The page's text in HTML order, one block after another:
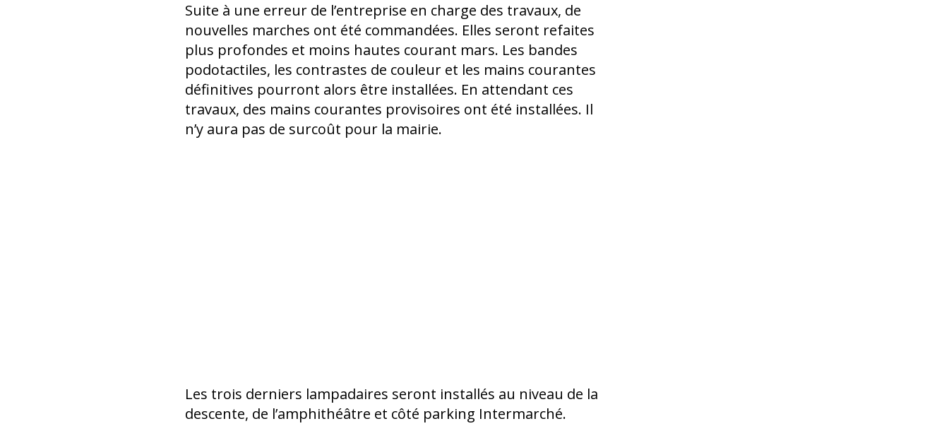
Suite à une erreur de l’entreprise en charge des travaux, de
nouvelles marches ont été commandées. Elles seront refaites
plus profondes et moins hautes courant mars. Les bandes
podotactiles, les contrastes de couleur et les mains courantes
définitives pourront alors être installées. En attendant ces
travaux, des mains courantes provisoires ont été installées. Il
n’y aura pas de surcoût pour la mairie.
Les trois derniers lampadaires seront installés au niveau de la
descente, de l’amphithéâtre et côté parking Intermarché.